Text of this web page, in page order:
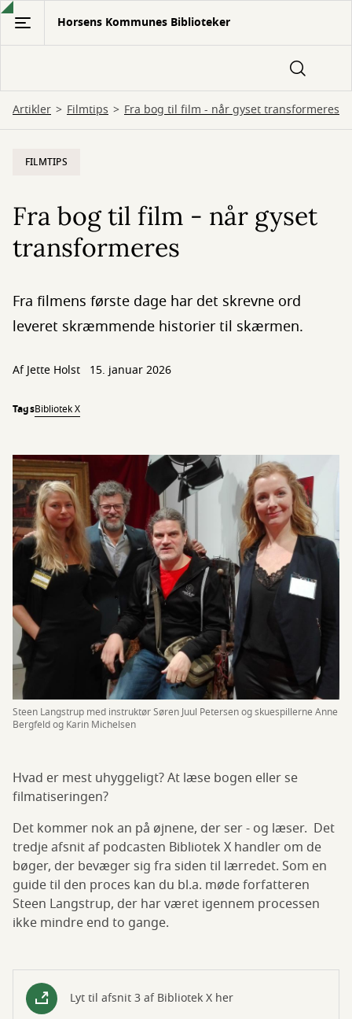
Gå
hovedindhold
Horsens Kommunes Biblioteker
Artikler Filmtips Fra bog til film - når gyset transformeres
FILMTIPS
Fra bog til film - når gyset
transformeres
Fra filmens første dage har det skrevne ord
leveret skræmmende historier til skærmen.
AfJette Holst 15. januar 2026
TagsBibliotek X
Steen Langstrup med instruktør Søren Juul Petersen og skuespillerne Anne
Bergfeld og Karin Michelsen
Hvad er mest uhyggeligt? At læse bogen eller se
filmatiseringen?
Det kommer nok an på øjnene, der ser - og læser. Det
tredje afsnit af podcasten Bibliotek X handler om de
bøger, der bevæger sig fra siden til lærredet. Som en
guide til den proces kan du bl.a. møde forfatteren
Steen Langstrup, der har været igennem processen
ikke mindre end to gange.
Lyt til afsnit 3 af Bibliotek X her